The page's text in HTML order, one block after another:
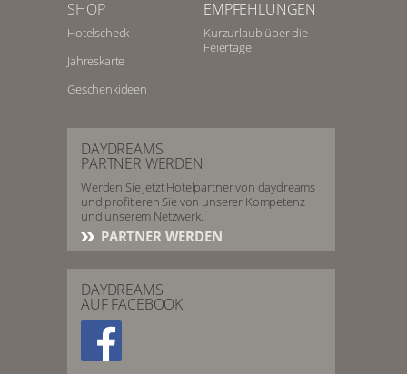
SHOP
Hotelscheck
Jahreskarte
Geschenkideen
EMPFEHLUNGEN
Kurzurlaub über die
Feiertage
DAYDREAMS
PARTNER WERDEN
Werden Sie jetzt Hotelpartner von daydreams
und profitieren Sie von unserer Kompetenz
und unserem Netzwerk.
PARTNER WERDEN
DAYDREAMS
AUF FACEBOOK